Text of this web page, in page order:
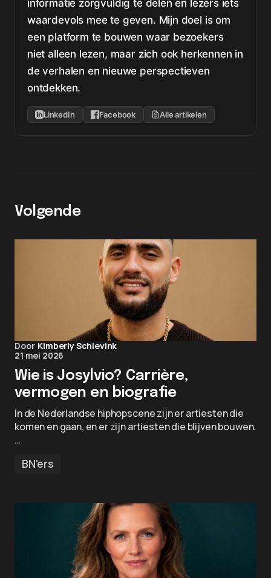
informatie zorgvuldig te delen en lezers iets
waardevols mee te geven. Mijn doel is om
een platform te bouwen waar bezoekers
niet alleen lezen, maar zich ook herkennen in
de verhalen en nieuwe perspectieven
ontdekken.
LinkedIn Facebook Alle artikelen
Volgende
Door Kimberly Schievink
21 mei 2026
Wie is Josylvio? Carrière,
vermogen en biografie
In de Nederlandse hiphopscene zijn er artiesten die
komen en gaan, en er zijn artiesten die blijven bouwen.
…
BN'ers